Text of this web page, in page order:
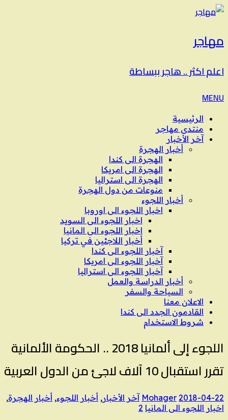
مهاجر
اعلم اكثر .. هاجر ببساطة
MENU
الرئيسية
منتدى مهاجر
آخر الأخبار
أخبار الهجرة
الهجرة الى كندا
الهجرة الى امريكا
الهجرة الى استراليا
منوعات من دول الهجرة
أخبار اللجوء
اخبار اللجوء الى اوروبا
اخبار اللجوء الى السويد
اخبار اللجوء الى المانيا
أخبار اللاجئين في تركيا
آخبار اللجوء الى كندا
آخبار اللجوء الى امريكا
آخبار اللجوء الى استراليا
أخبار الدراسة والعمل
السياحة والسفر
الاعلان معنا
القادمون الجدد الى كندا
شروط الاستخدام
اللجوء إلى ألمانيا 2018 .. الحكومة الألمانية
تقرر استقبال 10 آلاف لاجئ من الدول العربية
2018-04-22
Mohager آخر الأخبار, أخبار اللجوء, أخبار الهجرة,
اخبار اللجوء الى المانيا 2